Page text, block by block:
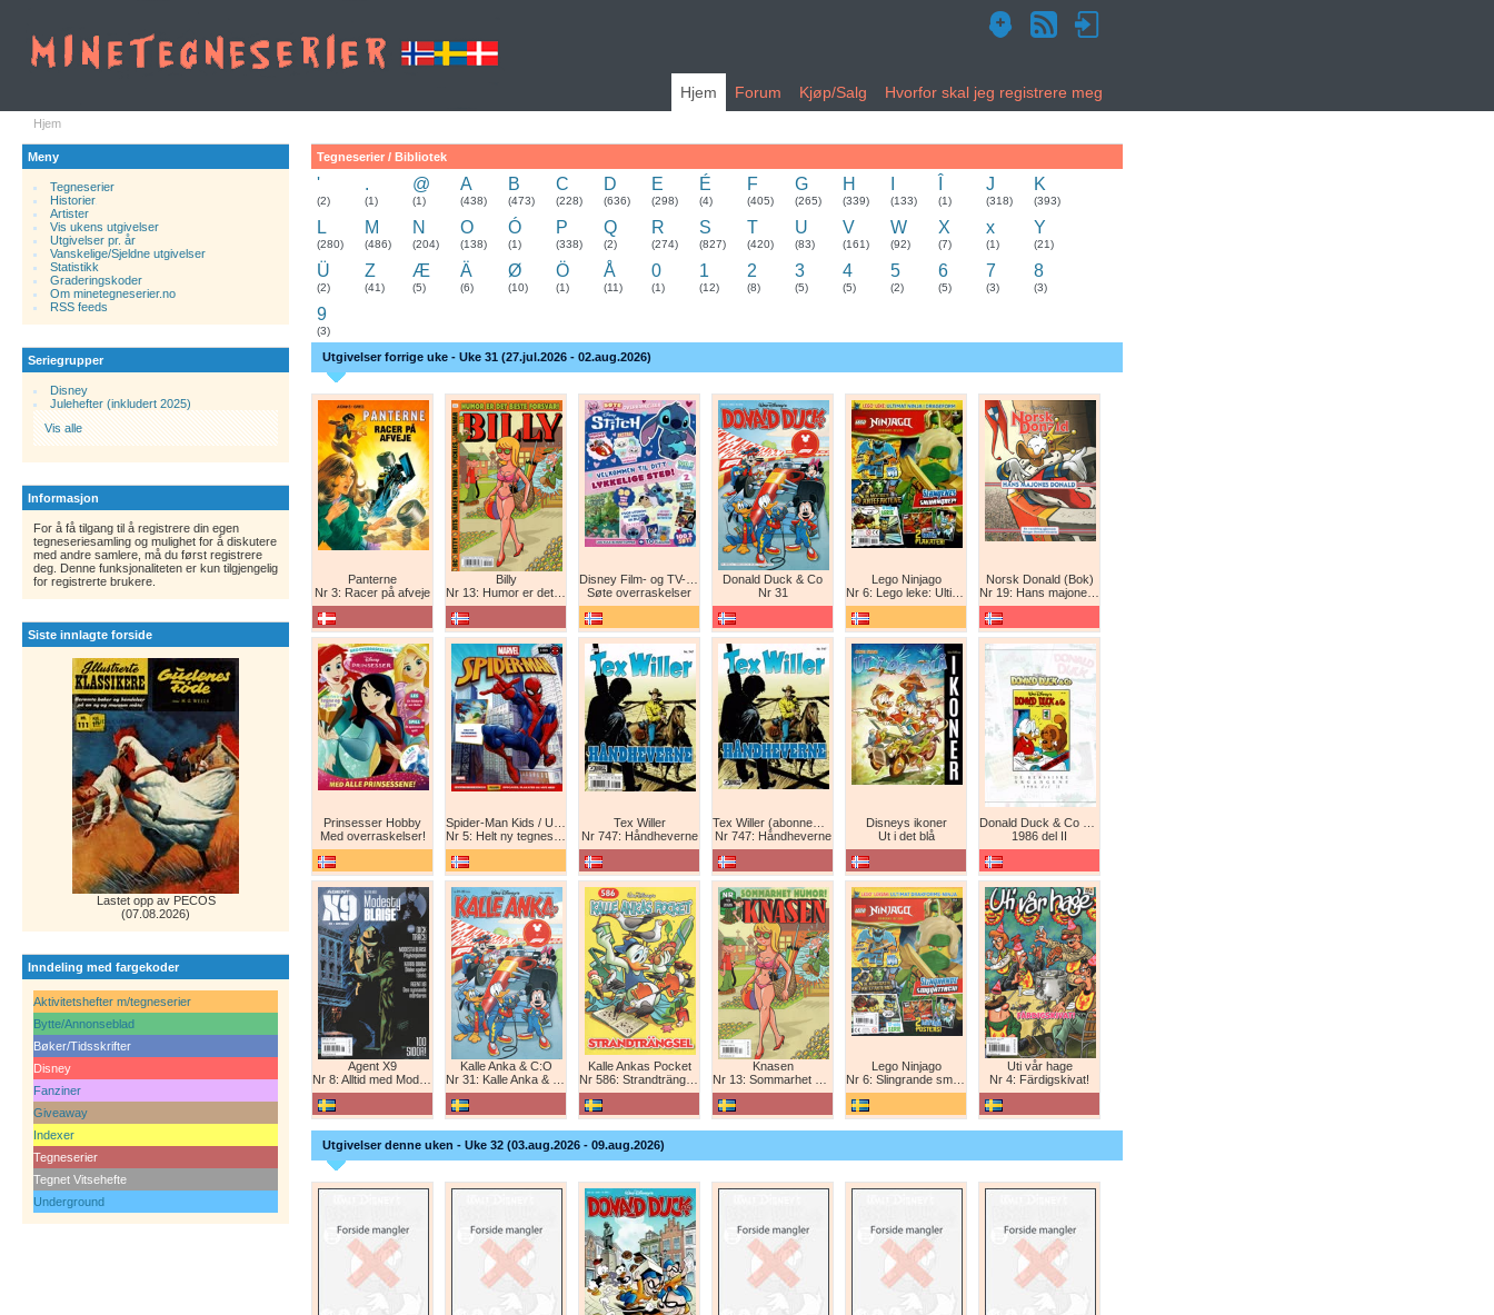
Hjem Forum Kjøp/Salg Hvorfor skal jeg registrere meg
Hjem
Meny
Tegneserier
Historier.
Artister
Vis ukens utgivelser
Utgivelser pr. år
Vanskelige/Sjeldne utgivelser
Statistikk
Graderingskoder
Om minetegneserier.no
RSS feeds
Seriegrupper
Disney
Julehefter (inkludert 2025)
Vis alle
Informasjon
For å få tilgang til å registrere din egen
tegneseriesamling og mulighet for å diskutere
med andre samlere, må du først registrere
deg. Denne funksjonaliteten er kun tilgjengelig
for registrerte brukere.
Siste innlagte forside
Lastet opp av PECOS
(07.08.2026)
Inndeling med fargekoder
Aktivitetshefter m/tegneserier
Bytte/Annonseblad
Bøker/Tidsskrifter
Disney
Fanziner
Giveaway
Indexer
Tegneserier
Tegnet Vitsehefte
Underground
Tegneserier / Bibliotek
'
(2)
.
(1)
@
(1)
A
(438)
B
(473)
C
(228)
D
(636)
E
(298)
É
(4)
F
(405)
G
(265)
H
(339) (133) (1)
J
(318)
K
(393)
L
(280)
M
(486)
N
(204)
O
(138)
Ó
(1)
P
(338)
Q
(2)
R
(274)
S
(827)
T
(420)
U
(83)
V
(161)
W
(92)
X
(7)
x
(1)
Y
(21)
Ü
(2)
Z
(41)
Æ
(5)
Ä
(6)
Ø
(10)
Ö
(1)
Å
(11)
0
(1)
1
(12)
2
(8)
3
(5)
4
(5)
5
(2)
6
(5)
7
(3)
8
(3)
9
(3)
Utgivelser forrige uke - Uke 31 (27.jul.2026 - 02.aug.2026)
Panterne
Nr 3: Racer på afveje
Billy
Nr 13: Humor er det beste forsvar!
Søte overraskelser
Donald Duck & Co
Nr 31
Lego Ninjago
Nr 6: Lego leke: Ultimat Ninja i drageform
Norsk Donald (Bok)
Nr 19: Hans majones Donald
Prinsesser Hobby
Med overraskelser!
Nr 5: Helt ny tegneserie! Maskinkrig!
Tex Willer
Nr 747: Håndheverne
Nr 747: Håndheverne
Disneys ikoner
Ut i det blå
1986 del II
Agent X9
Nr 8: Alltid med Modesty Blaise
Kalle Anka & C:O
Nr 31: Kalle Anka & C:O
Kalle Ankas Pocket
Nr 586: Strandträngsel
Knasen
Nr 13: Sommarhet humor!
Lego Ninjago
Nr 6: Slingrande smygattack!
Uti vår hage
Nr 4: Färdigskivat!
Utgivelser denne uken - Uke 32 (03.aug.2026 - 09.aug.2026)